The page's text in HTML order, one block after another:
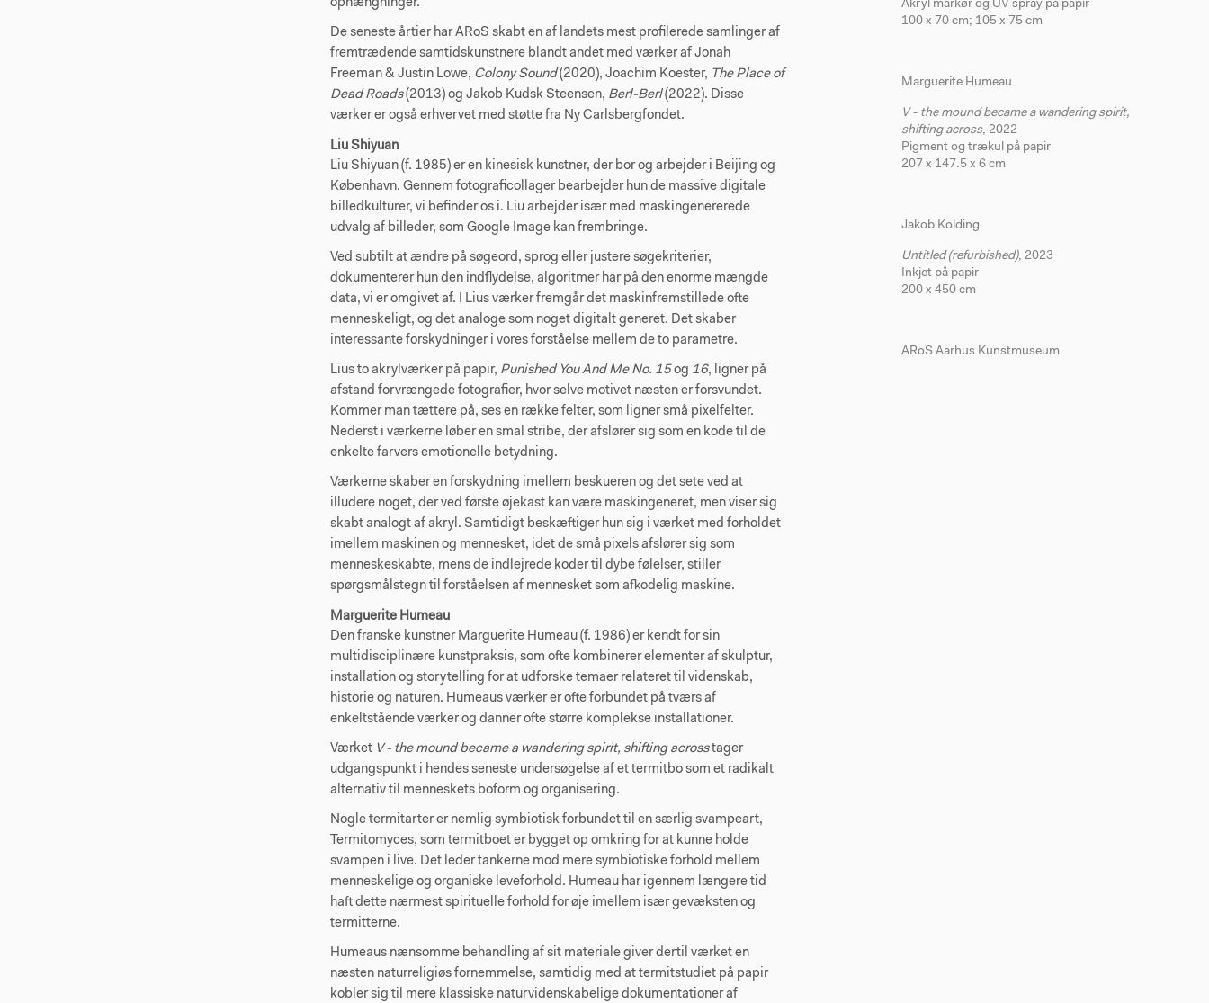
ophængninger.
De seneste årtier har ARoS skabt en af landets mest profilerede samlinger af
fremtrædende samtidskunstnere blandt andet med værker af Jonah
Freeman & Justin Lowe, Colony Sound(2020), Joachim Koester, The Place of
Dead Roads(2013) og Jakob Kudsk Steensen, Berl-Berl(2022). Disse
værker er også erhvervet med støtte fra Ny Carlsbergfondet.
Liu Shiyuan
Liu Shiyuan (f. 1985) er en kinesisk kunstner, der bor og arbejder i Beijing og
København. Gennem fotograficollager bearbejder hun de massive digitale
billedkulturer, vi befinder os i. Liu arbejder især med maskingenererede
udvalg af billeder, som Google Image kan frembringe.
Ved subtilt at ændre på søgeord, sprog eller justere søgekriterier,
dokumenterer hun den indflydelse, algoritmer har på den enorme mængde
data, vi er omgivet af. I Lius værker fremgår det maskinfremstillede ofte
menneskeligt, og det analoge som noget digitalt generet. Det skaber
interessante forskydninger i vores forståelse mellem de to parametre.
Lius to akrylværker på papir, Punished You And Me No. 15 og 16, ligner på
afstand forvrængede fotografier, hvor selve motivet næsten er forsvundet.
Kommer man tættere på, ses en række felter, som ligner små pixelfelter.
Nederst i værkerne løber en smal stribe, der afslører sig som en kode til de
enkelte farvers emotionelle betydning.
Værkerne skaber en forskydning imellem beskueren og det sete ved at
illudere noget, der ved første øjekast kan være maskingeneret, men viser sig
skabt analogt af akryl. Samtidigt beskæftiger hun sig i værket med forholdet
imellem maskinen og mennesket, idet de små pixels afslører sig som
menneskeskabte, mens de indlejrede koder til dybe følelser, stiller
spørgsmålstegn til forståelsen af mennesket som afkodelig maskine.
Marguerite Humeau
Den franske kunstner Marguerite Humeau (f. 1986) er kendt for sin
multidisciplinære kunstpraksis, som ofte kombinerer elementer af skulptur,
installation og storytelling for at udforske temaer relateret til videnskab,
historie og naturen. Humeaus værker er ofte forbundet på tværs af
enkeltstående værker og danner ofte større komplekse installationer.
Værket V - the mound became a wandering spirit, shifting acrosstager
udgangspunkt i hendes seneste undersøgelse af et termitbo som et radikalt
alternativ til menneskets boform og organisering.
Nogle termitarter er nemlig symbiotisk forbundet til en særlig svampeart,
Termitomyces, som termitboet er bygget op omkring for at kunne holde
svampen i live. Det leder tankerne mod mere symbiotiske forhold mellem
menneskelige og organiske leveforhold. Humeau har igennem længere tid
haft dette nærmest spirituelle forhold for øje imellem især gevæksten og
termitterne.
Humeaus nænsomme behandling af sit materiale giver dertil værket en
næsten naturreligiøs fornemmelse, samtidig med at termitstudiet på papir
kobler sig til mere klassiske naturvidenskabelige dokumentationer af
Akryl markør og UV spray på papir
100 x 70 cm; 105 x 75 cm
Marguerite Humeau
V - the mound became a wandering spirit,
shifting across, 2022
Pigment og trækul på papir
207 x 147.5 x 6 cm
Jakob Kolding
Untitled (refurbished), 2023
Inkjet på papir
200 x 450 cm
ARoS Aarhus Kunstmuseum